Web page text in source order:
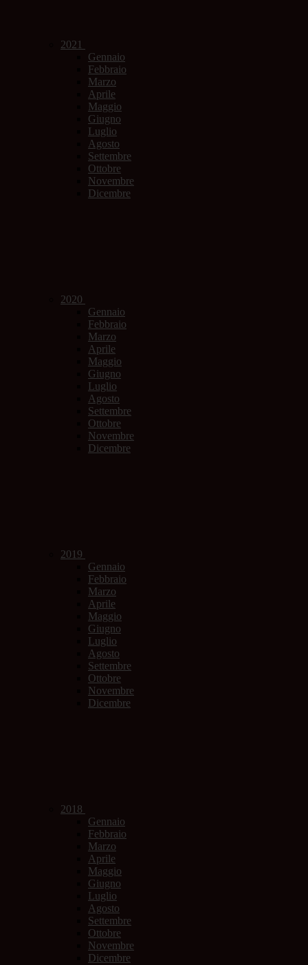
2021
Gennaio
Febbraio
Marzo
Aprile
Maggio
Giugno
Luglio
Agosto
Settembre
Ottobre
Novembre
Dicembre
2020
Gennaio
Febbraio
Marzo
Aprile
Maggio
Giugno
Luglio
Agosto
Settembre
Ottobre
Novembre
Dicembre
2019
Gennaio
Febbraio
Marzo
Aprile
Maggio
Giugno
Luglio
Agosto
Settembre
Ottobre
Novembre
Dicembre
2018
Gennaio
Febbraio
Marzo
Aprile
Maggio
Giugno
Luglio
Agosto
Settembre
Ottobre
Novembre
Dicembre